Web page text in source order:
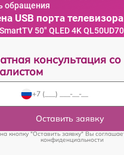
обращения
USB порта телевизора
50" QLED 4K
консультация со
Оставить заявку
кнопку "Оставить заявку" Вы
конфиденциальности